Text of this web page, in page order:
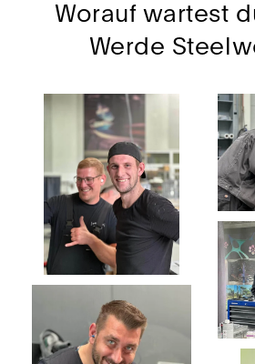
Worauf wartest
Werde